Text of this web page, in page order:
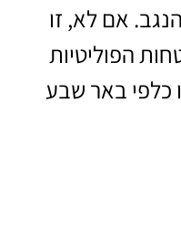
אם לא, זו
הפוליטיות
כלפי באר שבע